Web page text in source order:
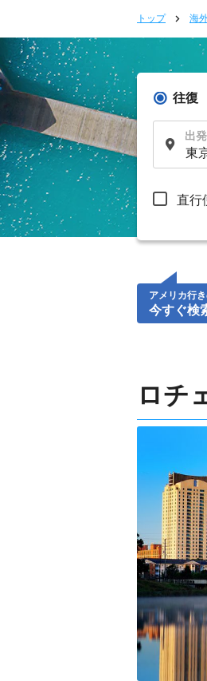
トップ 海
往復
出
直行
アメリカ行
今すぐ検
ロチ